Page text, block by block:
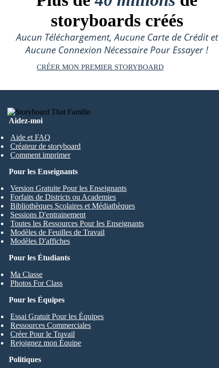
storyboards créés
Aucun Téléchargement, Aucune Carte de Crédit et
Aucune Connexion Nécessaire Pour Essayer !
CRÉER MON PREMIER STORYBOARD
Aidez-moi
Aide et FAQ
Créateur de storyboard
Comment imprimer
Pour les Étudiants
Ma Classe
Photos For Class
Pour les Enseignants
Version Gratuite Pour les Enseignants
Forfaits de Districts ou Academies
Bibliothèques Scolaires et Médiathèques
Sessions D'entrainement
Toutes les Ressources Pour les Enseignants
Modèles de Feuilles de Travail
Modèles D'affiches
Pour les Équipes
Essai Gratuit Pour les Équipes
Ressources Commerciales
Créer Pour le Travail
Rejoignez mon Équipe
Politiques